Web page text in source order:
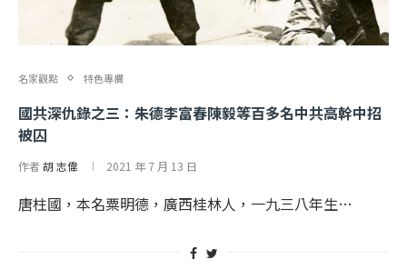
名家觀點 特色專欄
國共深仇錄之三：朱德李富春陳毅等百多名中共高幹中招
被囚
作者胡 志偉 2021 年 7 月 13 日
唐柱國，本名粟明德，廣西桂林人，一九三八年生…